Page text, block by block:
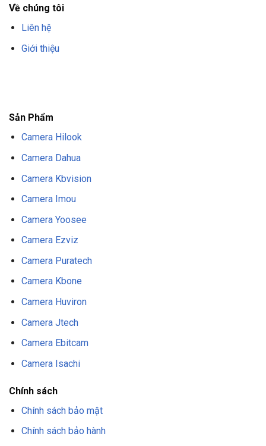
Về chúng tôi
Liên hệ
Giới thiệu
Sản Phẩm
Camera Hilook
Camera Dahua
Camera Kbvision
Camera Imou
Camera Yoosee
Camera Ezviz
Camera Puratech
Camera Kbone
Camera Huviron
Camera Jtech
Camera Ebitcam
Camera Isachi
Chính sách
Chính sách bảo mật
Chính sách bảo hành